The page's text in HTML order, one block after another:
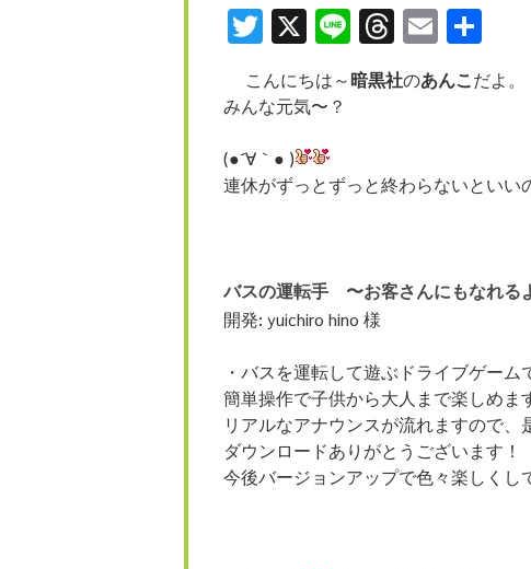
Twitter
X LineThreads
Email
こんにちは～ 暗黒社のあんこだよ。
みんな元気〜？
(●´∀｀● )
連休がずっとずっと終わらないといい
バスの運転手 〜お客さんにもなれる
開発: yuichiro hino 様
・バスを運転して遊ぶドライブゲーム
簡単操作で子供から大人まで楽しめま
リアルなアナウンスが流れますので、
ダウンロードありがとうございます！
今後バージョンアップで色々楽しくし